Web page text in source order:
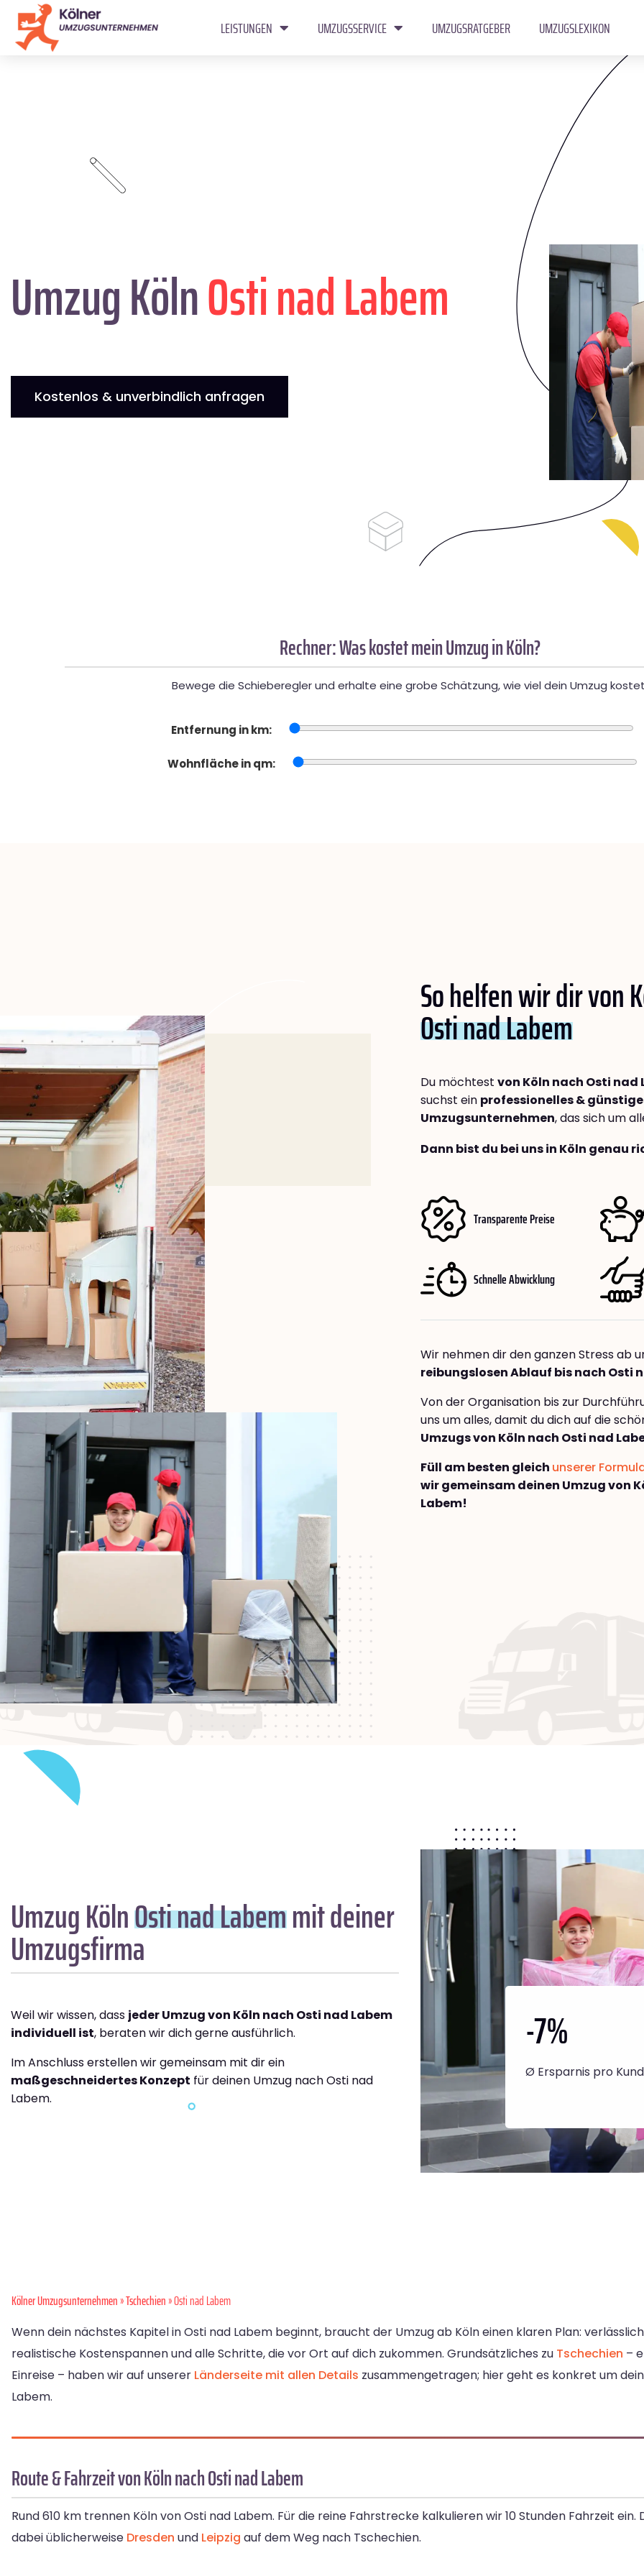
LEISTUNGEN UMZUGSSERVICE UMZUGSRATGEBER UMZUGSLEXIKON
Umzug KölnOsti nad Labem
Kostenlos & unverbindlich anfragen
Rechner: Was kostet mein Umzug in Köln?
Bewege die Schieberegler und erhalte eine grobe Schätzung, wie viel dein Umzug
Entfernung in km:
Wohnfläche in qm:
So helfen wir dir von
Osti nad Labem
Du möchtest von Köln nach Osti nad
suchst ein professionelles &
Umzugsunternehmen, das sich um
Dann bist du bei uns in Köln genau
Transparente Preise
Schnelle Abwicklung
Wir nehmen dir den ganzen Stress ab
reibungslosen Ablauf bis nach Osti
Von der Organisation bis zur
uns um alles, damit du dich auf die
Umzugs von Köln nach Osti nad
Füll am besten gleich unserer
wir gemeinsam deinen Umzug von
Labem!
Umzug KölnOsti nad Labemmit deiner
Umzugsfirma
Weil wir wissen, dass jeder Umzug von Köln nach Osti nad Labem
individuell ist, beraten wir dich gerne ausführlich.
Im Anschluss erstellen wir gemeinsam mit dir ein
maßgeschneidertes Konzept für deinen Umzug nach Osti nad
Labem.
-7%
Ø Ersparnis pro
Kölner Umzugsunternehmen»Tschechien» Osti nad Labem
Wenn dein nächstes Kapitel in Osti nad Labem beginnt, braucht der Umzug ab Köln einen klaren Plan:
realistische Kostenspannen und alle Schritte, die vor Ort auf dich zukommen. Grundsätzliches zu Tschechien –
Einreise – haben wir auf unserer Länderseite mit allen Details zusammengetragen; hier geht es konkret um
Labem.
Route & Fahrzeit von Köln nach Osti nad Labem
Rund 610 km trennen Köln von Osti nad Labem. Für die reine Fahrstrecke kalkulieren wir 10 Stunden Fahrzeit
dabei üblicherweise Dresden und Leipzig auf dem Weg nach Tschechien.